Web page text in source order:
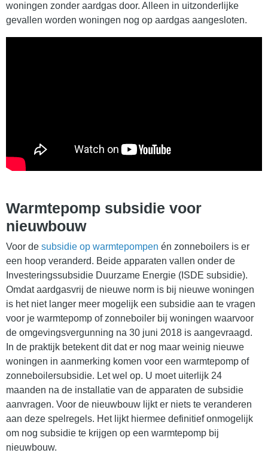
woningen zonder aardgas door. Alleen in uitzonderlijke
gevallen worden woningen nog op aardgas aangesloten.
Warmtepomp subsidie voor
nieuwbouw
Voor de subsidie op warmtepompen én zonneboilers is er
een hoop veranderd. Beide apparaten vallen onder de
Investeringssubsidie Duurzame Energie (ISDE subsidie).
Omdat aardgasvrij de nieuwe norm is bij nieuwe woningen
is het niet langer meer mogelijk een subsidie aan te vragen
voor je warmtepomp of zonneboiler bij woningen waarvoor
de omgevingsvergunning na 30 juni 2018 is aangevraagd.
In de praktijk betekent dit dat er nog maar weinig nieuwe
woningen in aanmerking komen voor een warmtepomp of
zonneboilersubsidie. Let wel op. U moet uiterlijk 24
maanden na de installatie van de apparaten de subsidie
aanvragen. Voor de nieuwbouw lijkt er niets te veranderen
aan deze spelregels. Het lijkt hiermee definitief onmogelijk
om nog subsidie te krijgen op een warmtepomp bij
nieuwbouw.